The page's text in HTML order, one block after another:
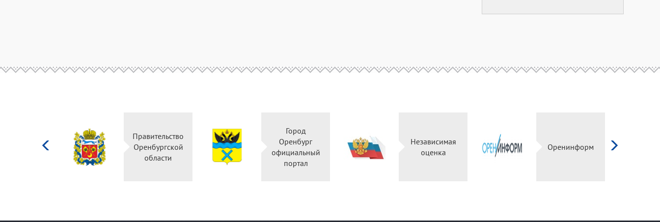
Правительство
Оренбургской
области
Город
Оренбург
официальный
портал
Независимая
оценка
Оренинформ